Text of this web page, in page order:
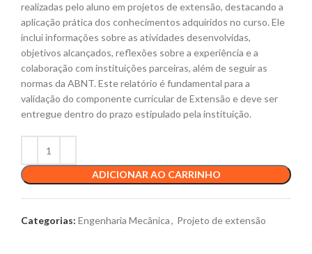
realizadas pelo aluno em projetos de extensão, destacando a
aplicação prática dos conhecimentos adquiridos no curso. Ele
inclui informações sobre as atividades desenvolvidas,
objetivos alcançados, reflexões sobre a experiência e a
colaboração com instituições parceiras, além de seguir as
normas da ABNT. Este relatório é fundamental para a
validação do componente curricular de Extensão e deve ser
entregue dentro do prazo estipulado pela instituição.
ADICIONAR AO CARRINHO
Categorias: Engenharia Mecânica, Projeto de extensão